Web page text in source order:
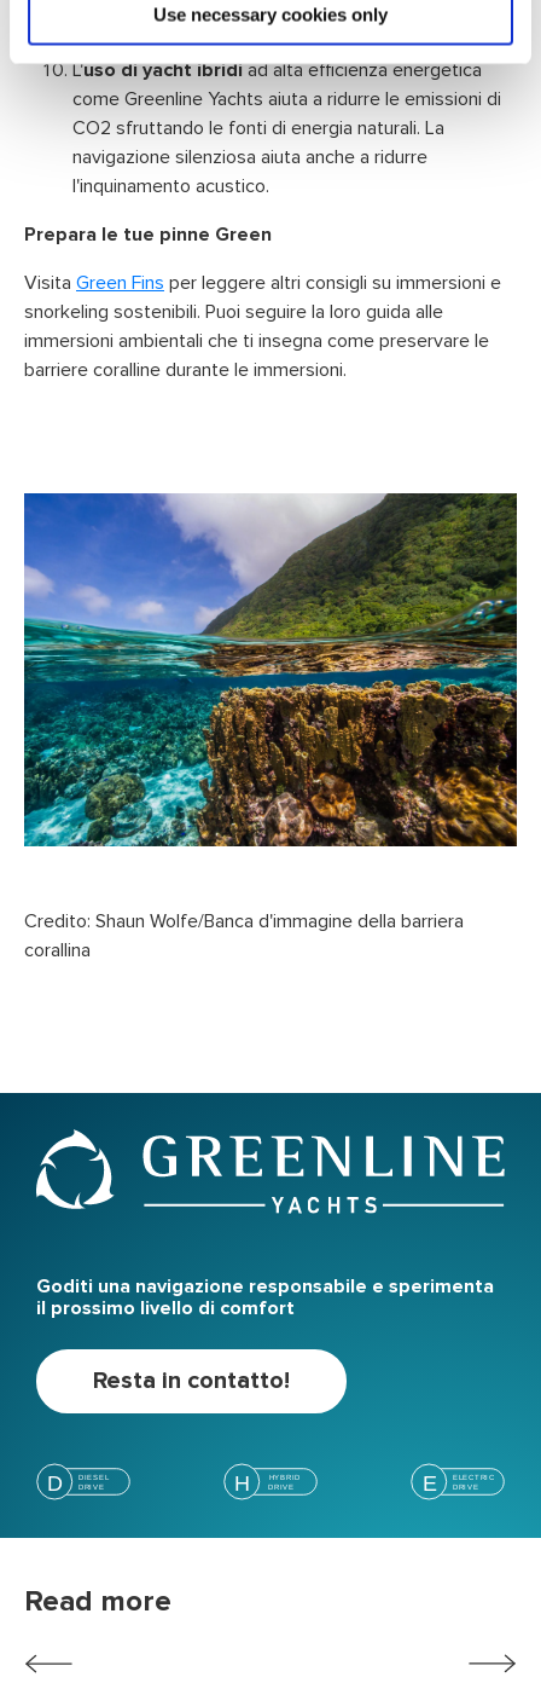
Use necessary cookies only
alle specie erbivore che sono essenziali per
mantenere i livelli di alghe nella barriera corallina.
L'uso di yacht ibridiad alta efficienza energetica
come Greenline Yachts aiuta a ridurre le emissioni di
CO2 sfruttando le fonti di energia naturali. La
navigazione silenziosa aiuta anche a ridurre
l'inquinamento acustico.
Prepara le tue pinne Green
Visita Green Fins per leggere altri consigli su immersioni e
snorkeling sostenibili. Puoi seguire la loro guida alle
immersioni ambientali che ti insegna come preservare le
barriere coralline durante le immersioni.
Credito: Shaun Wolfe/Banca d'immagine della barriera
corallina
Goditi una navigazione responsabile e sperimenta
il prossimo livello di comfort
Resta in contatto!
Read more